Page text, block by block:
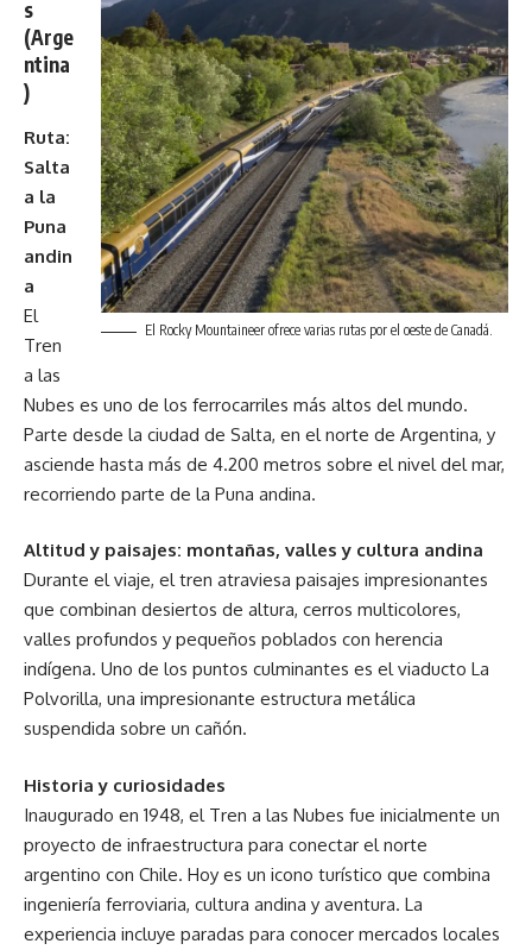
El Rocky Mountaineer ofrece varias rutas por el oeste de Canadá.
s
(Arge
ntina
)
Ruta:
Salta
a la
Puna
andin
a
El
Tren
a las
Nubes es uno de los ferrocarriles más altos del mundo.
Parte desde la ciudad de Salta, en el norte de Argentina, y
asciende hasta más de 4.200 metros sobre el nivel del mar,
recorriendo parte de la Puna andina.
Altitud y paisajes: montañas, valles y cultura andina
Durante el viaje, el tren atraviesa paisajes impresionantes
que combinan desiertos de altura, cerros multicolores,
valles profundos y pequeños poblados con herencia
indígena. Uno de los puntos culminantes es el viaducto La
Polvorilla, una impresionante estructura metálica
suspendida sobre un cañón.
Historia y curiosidades
Inaugurado en 1948, el Tren a las Nubes fue inicialmente un
proyecto de infraestructura para conectar el norte
argentino con Chile. Hoy es un icono turístico que combina
ingeniería ferroviaria, cultura andina y aventura. La
experiencia incluye paradas para conocer mercados locales